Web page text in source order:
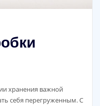
хранения важной
себя перегруженным. С